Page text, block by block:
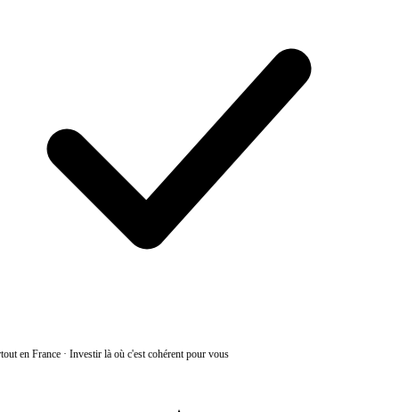
en France·Investir là où c'est cohérent pour vous